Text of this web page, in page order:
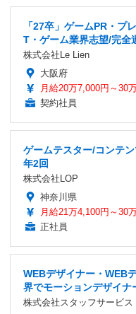
「27卒」ゲームPR・プ
T・ゲーム業界志望/完全
株式会社Le Lien
大阪府
月給20万7,000円～30
契約社員
ゲームテスター/コンテ
年2回
株式会社LOP
神奈川県
月給21万4,100円～30
正社員
WEBデザイナー・WEB
界でモーションデザイナ
株式会社スタッフサービ